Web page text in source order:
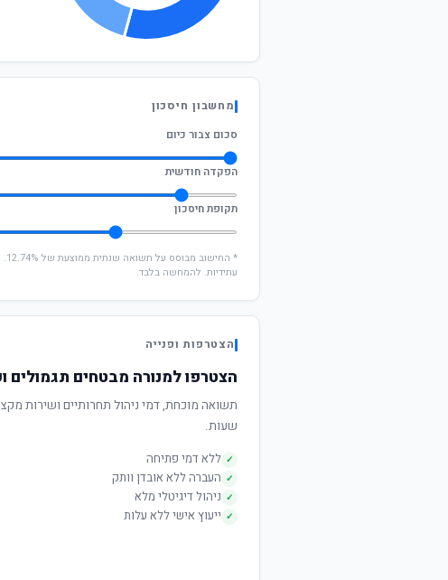
מחשבון חיסכון
סכום צבור כיום
הפקדה חודשית
תקופת חיסכון
*
עתידיות. להמחשה בלבד.
הצטרפות ופנייה
הצטרפו למנורה מבטחים תגמולים
שעות.
✓ ללא דמי פתיחה
✓ העברה ללא אובדן וותק
✓ ניהול דיגיטלי מלא
✓ ייעוץ אישי ללא עלות